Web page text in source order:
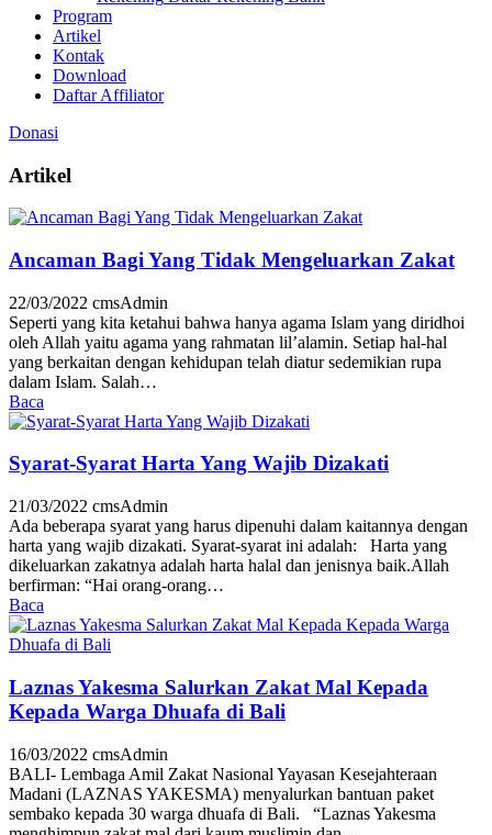
Program
Artikel
Kontak
Download
Daftar Affiliator
Donasi
Artikel
Ancaman Bagi Yang Tidak Mengeluarkan Zakat
22/03/2022 cmsAdmin
Seperti yang kita ketahui bahwa hanya agama Islam yang diridhoi
oleh Allah yaitu agama yang rahmatan lil’alamin. Setiap hal-hal
yang berkaitan dengan kehidupan telah diatur sedemikian rupa
dalam Islam. Salah…
Baca
Syarat-Syarat Harta Yang Wajib Dizakati
21/03/2022 cmsAdmin
Ada beberapa syarat yang harus dipenuhi dalam kaitannya dengan
harta yang wajib dizakati. Syarat-syarat ini adalah: Harta yang
dikeluarkan zakatnya adalah harta halal dan jenisnya baik.Allah
berfirman: “Hai orang-orang…
Baca
Laznas Yakesma Salurkan Zakat Mal Kepada
Kepada Warga Dhuafa di Bali
16/03/2022 cmsAdmin
BALI- Lembaga Amil Zakat Nasional Yayasan Kesejahteraan
Madani (LAZNAS YAKESMA) menyalurkan bantuan paket
sembako kepada 30 warga dhuafa di Bali. “Laznas Yakesma